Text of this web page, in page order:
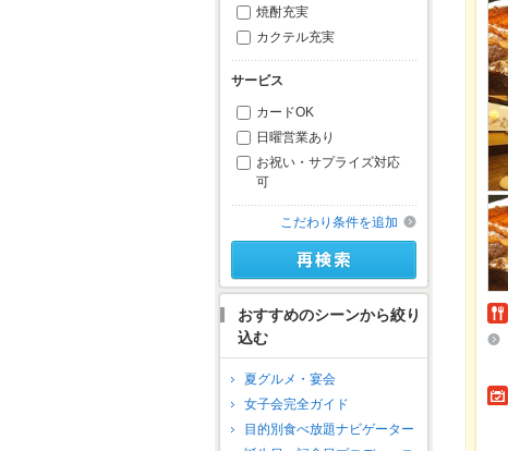
焼酎充実
カクテル充実
サービス
カードOK
日曜営業あり
お祝い・サプライズ対応
可
こだわり条件を追加
おすすめのシーンから絞り
込む
夏グルメ・宴会
女子会完全ガイド
目的別食べ放題ナビゲーター